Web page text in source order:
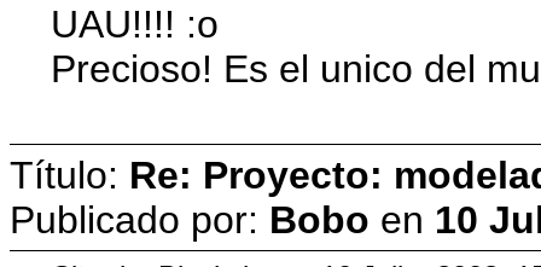
UAU!!!! :o
Precioso! Es el unico del
Título: Re: Proyecto:
Publicado por: Bobo en 10